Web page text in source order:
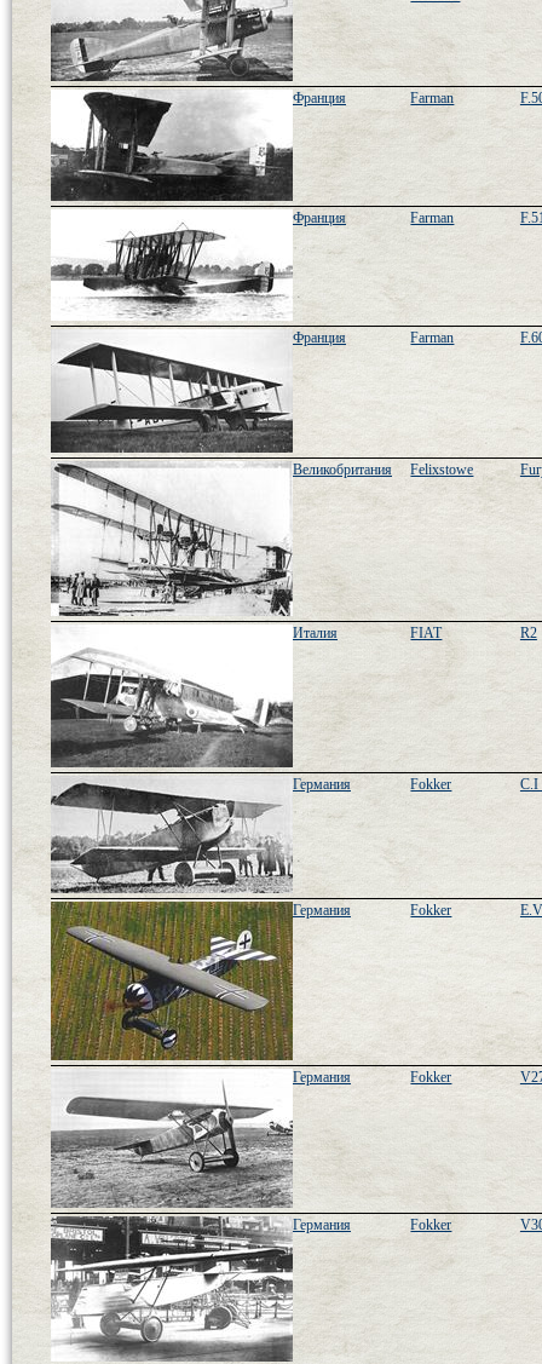
Франция Farman
Франция Farman
Франция Farman
Великобритания Felixstowe
Италия FIAT R2
Германия Fokker C.I
Германия Fokker
Германия Fokker
Германия Fokker